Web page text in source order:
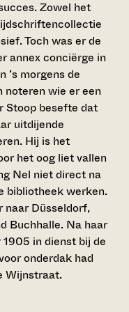
Zowel het
Toch was er de
annex conciërge in
’s morgens de
noteren wie er een
Stoop besefte dat
uitdijende
Hij is het
het oog liet vallen
Nel niet direct na
bibliotheek werken.
naar Düsseldorf,
Buchhalle. Na haar
in dienst bij de
onderdak had
Wijnstraat.